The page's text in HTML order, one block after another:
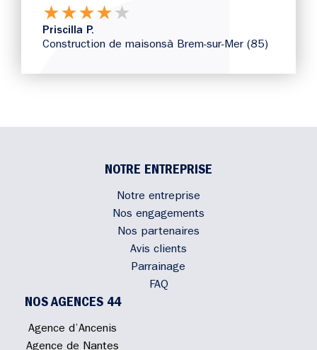
★★★★★
Priscilla P.
Construction de maisonsà Brem-sur-Mer (85)
NOTRE ENTREPRISE
Notre entreprise
Nos engagements
Nos partenaires
Avis clients
Parrainage
FAQ
NOS AGENCES 44
Agence d’Ancenis
Agence de Nantes